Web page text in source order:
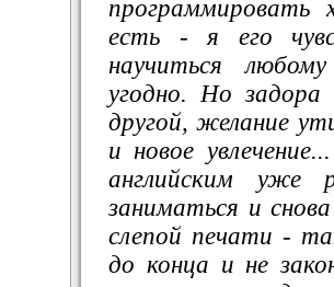
программировать
есть - я его
научиться
угодно. Но
другой, желание
и новое
английским уже
заниматься и
слепой печати -
до конца и не